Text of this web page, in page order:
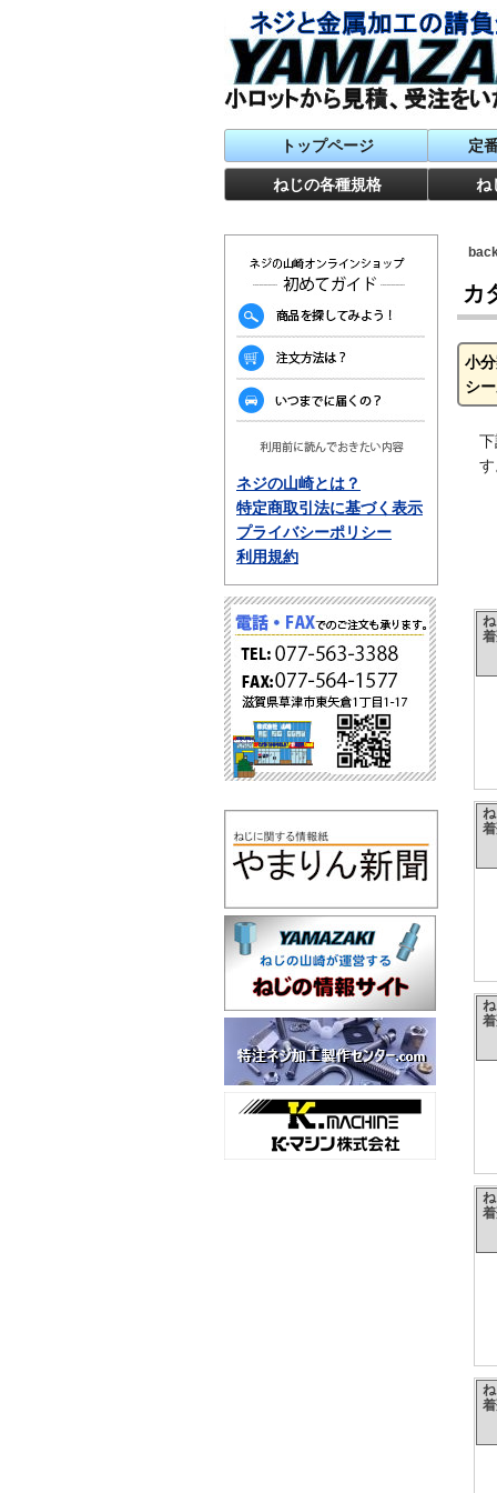
トップページ 定
ねじの各種規格 ね
ネジの山崎とは？
特定商取引法に基づく表示
プライバシーポリシー
利用規約
カ
小
シ
す